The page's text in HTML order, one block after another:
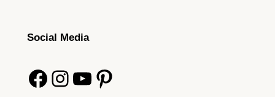
Social Media
Facebook Instagram YouTube Pinterest